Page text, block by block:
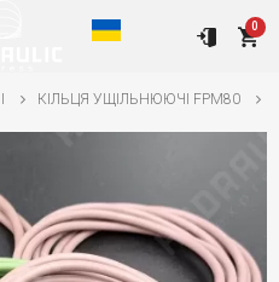
0
КІЛЬЦЯ УЩІЛЬНЮЮЧІ FPM80